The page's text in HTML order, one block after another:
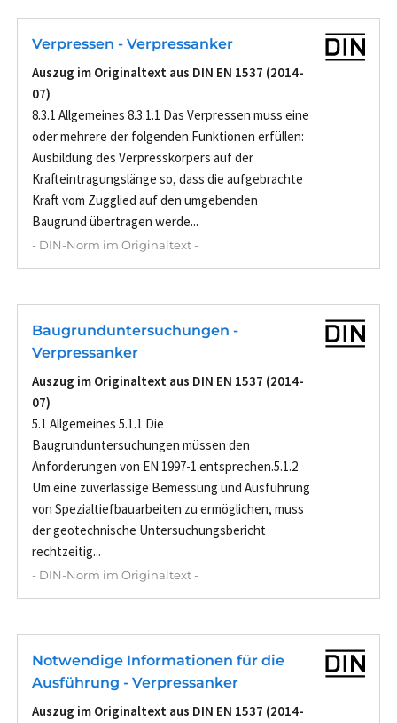
Verpressen - Verpressanker
Auszug im Originaltext aus DIN EN 1537 (2014-
07)
8.3.1 Allgemeines 8.3.1.1 Das Verpressen muss eine
oder mehrere der folgenden Funktionen erfüllen:
Ausbildung des Verpresskörpers auf der
Krafteintragungslänge so, dass die aufgebrachte
Kraft vom Zugglied auf den umgebenden
Baugrund übertragen werde...
- DIN-Norm im Originaltext -
Baugrunduntersuchungen -
Verpressanker
Auszug im Originaltext aus DIN EN 1537 (2014-
07)
5.1 Allgemeines 5.1.1 Die
Baugrunduntersuchungen müssen den
Anforderungen von EN 1997-1 entsprechen.5.1.2
Um eine zuverlässige Bemessung und Ausführung
von Spezialtiefbauarbeiten zu ermöglichen, muss
der geotechnische Untersuchungsbericht
rechtzeitig...
- DIN-Norm im Originaltext -
Notwendige Informationen für die
Ausführung - Verpressanker
Auszug im Originaltext aus DIN EN 1537 (2014-